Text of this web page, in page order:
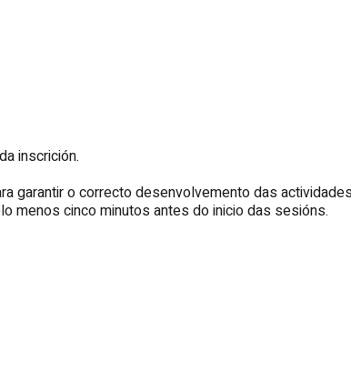
inscrición.
garantir o correcto desenvolvemento das
menos cinco minutos antes do inicio das sesións.